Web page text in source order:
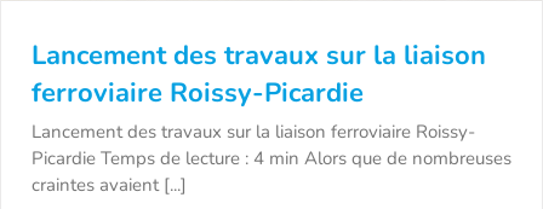
Lancement des travaux sur la liaison
ferroviaire Roissy-Picardie
Lancement des travaux sur la liaison
ferroviaire Roissy-Picardie
Lancement des travaux sur la liaison ferroviaire Roissy-
Picardie Temps de lecture : 4 min ​​Alors que de nombreuses
craintes avaient [...]